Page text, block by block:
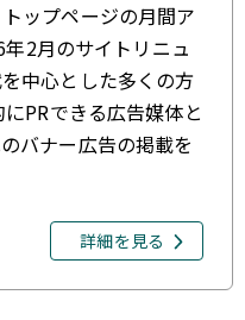
ップページの月間ア
2月のサイトリニュ
中心とした多くの方
PRできる広告媒体と
バナー広告の掲載を
詳細を見る